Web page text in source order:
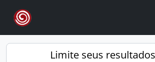
Skip to main content
Limite seus